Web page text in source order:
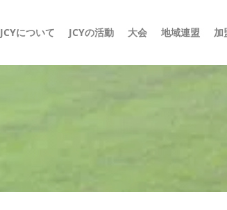
JCYについて JCYの活動 大会 地域連盟 加